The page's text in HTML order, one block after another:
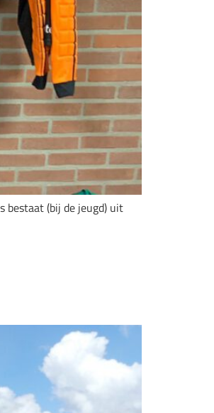
bestaat (bij de jeugd) uit